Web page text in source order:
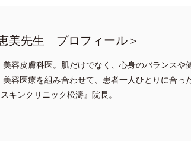
美先生 プロフィール＞
美容皮膚科医。肌だけでなく、心身のバランスや
美容医療を組み合わせて、患者一人ひとりに合っ
キンクリニック松濤』院長。